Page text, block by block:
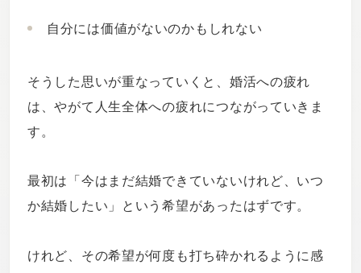
自分には価値がないのかもしれない
そうした思いが重なっていくと、婚活への疲れ
は、やがて人生全体への疲れにつながっていきま
す。
最初は「今はまだ結婚できていないけれど、いつ
か結婚したい」という希望があったはずです。
けれど、その希望が何度も打ち砕かれるように感